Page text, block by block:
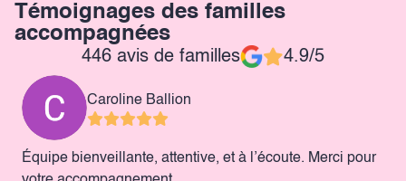
Témoignages des familles
accompagnées
446 avis de familles 4.9/5
Caroline Ballion
Équipe bienveillante, attentive, et à l’écoute. Merci pour